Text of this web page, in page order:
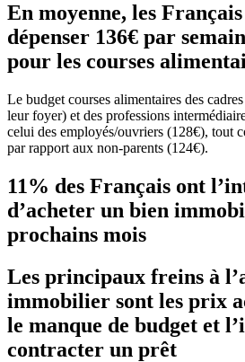
En moyenne, les
dépenser 136€ par
pour les courses
Le budget courses alimentaires des
leur foyer) et des professions
celui des employés/ouvriers (128€), tout
par rapport aux non-parents (124€).
11% des Français ont
d’acheter un bien
prochains mois
Les principaux freins à
immobilier sont les prix
le manque de budget et
contracter un prêt